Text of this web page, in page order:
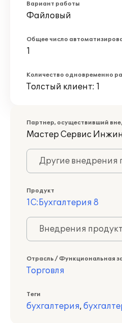
Вариант работы
Файловый
Общее число
1
Количество одновременно
Толстый клиент: 1
Партнер, осуществивший
Мастер Сервис
Другие внедрения
Продукт
1С:Бухгалтерия 8
Внедрения
Отрасль / Функциональная
Торговля
Теги
бухгалтерия,